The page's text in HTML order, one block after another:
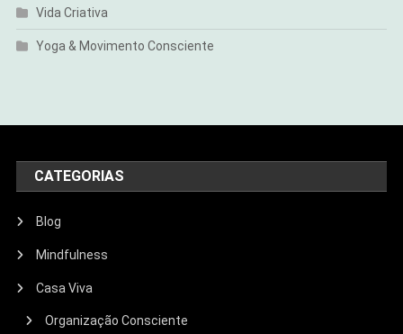
Vida Criativa
Yoga & Movimento Consciente
CATEGORIAS
Blog
Mindfulness
Casa Viva
Organização Consciente